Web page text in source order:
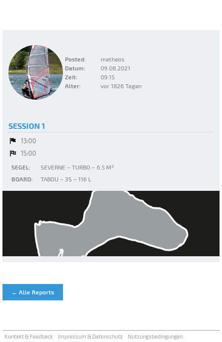
Posted:
metheos
Datum:
09.08.2021
Zeit:
09:15
Alter:
vor 1826 Tagen
SESSION 1
13:00
15:00
SEGEL:
SEVERNE – TURBO – 6.5 M²
BOARD:
TABOU – 3S – 116 L
← Alle Reports
Kontakt & Feedback Impressum & Datenschutz Nutzungsbedingungen